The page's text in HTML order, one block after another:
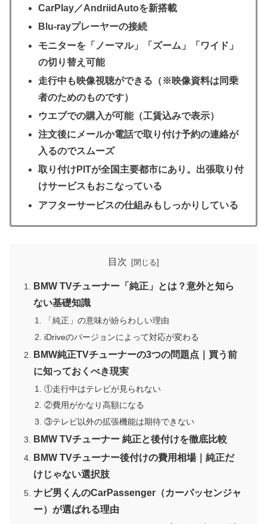
CarPlay／AndriidAutoを新搭載
Blu-rayプレーヤーの接続
モニターを「ノーマル」「ズーム」「ワイド」
の切り替え可能
走行中も映像視聴ができる（※映像資料は同乗
者のためのものです）
ウエブでの購入が可能（工賃込みで表示）
注文後にメールか電話で取り付け予約の連絡が
入るのでスムーズ
取り付けPITが全国主要都市にあり。出張取り付
けサービスもおこなっている
アフターサービスの仕組みもしっかりしている
目次
BMW TVチューナー「純正」とは？意外と知ら
ない基礎知識
「純正」の意味が紛らわしい理由
iDriveのバージョンによって対応が変わる
BMW純正TVチューナーの3つの問題点｜買う前
に知っておくべき現実
①走行中はテレビが見られない
②費用がかなり高額になる
③テレビ以外の拡張機能は期待できない
BMW TVチューナー 純正と後付けを徹底比較
BMW TVチューナー後付けの費用相場｜純正だ
けじゃない選択肢
ナビ男くんのCarPassenger（カーパッセンジャ
ー）が選ばれる理由